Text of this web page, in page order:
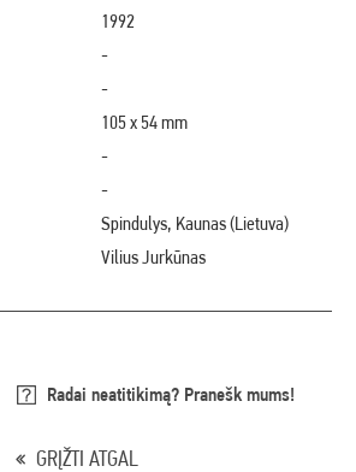
1992
-
-
105 x 54 mm
-
-
Spindulys, Kaunas (Lietuva)
Vilius Jurkūnas
Radai neatitikimą? Pranešk mums!
GRĮŽTI ATGAL